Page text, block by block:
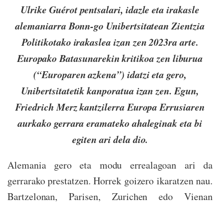
Ulrike Guérot pentsalari, idazle eta irakasle
alemaniarra Bonn-go Unibertsitatean Zientzia
Politikotako irakaslea izan zen 2023ra arte.
Europako Batasunarekin kritikoa zen liburua
(“Europaren azkena”) idatzi eta gero,
Unibertsitatetik kanporatua izan zen. Egun,
Friedrich Merz kantzilerra Europa Errusiaren
aurkako gerrara eramateko ahaleginak eta bi
egiten ari dela dio.
Alemania gero eta modu errealagoan ari da
gerrarako prestatzen. Horrek goizero ikaratzen nau.
Bartzelonan, Parisen, Zurichen edo Vienan